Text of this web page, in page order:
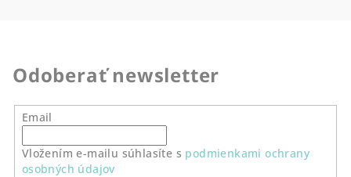
Odoberať newsletter
Email
Vložením e-mailu súhlasíte s podmienkami ochrany
osobných údajov